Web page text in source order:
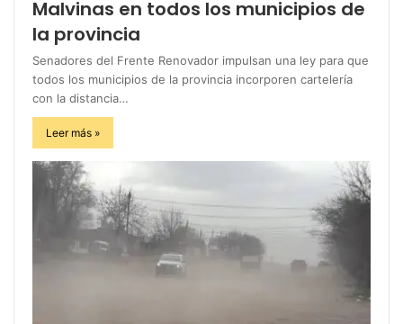
Malvinas en todos los municipios de
la provincia
Senadores del Frente Renovador impulsan una ley para que
todos los municipios de la provincia incorporen cartelería
con la distancia…
Leer más »